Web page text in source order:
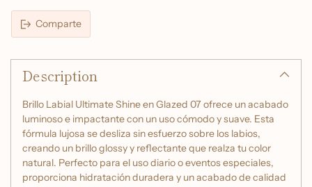
Comparte
un
producto
cesta
Description
Brillo Labial Ultimate Shine en Glazed 07 ofrece un acabado
luminoso e impactante con un uso cómodo y suave. Esta
fórmula lujosa se desliza sin esfuerzo sobre los labios,
creando un brillo glossy y reflectante que realza tu color
natural. Perfecto para el uso diario o eventos especiales,
proporciona hidratación duradera y un acabado de calidad